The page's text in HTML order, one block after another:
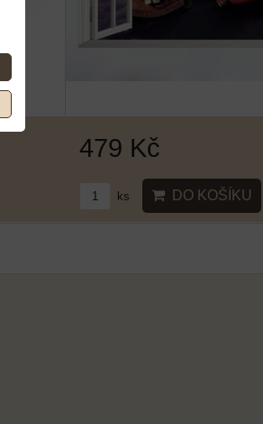
479 Kč
ks DO KOŠÍKU